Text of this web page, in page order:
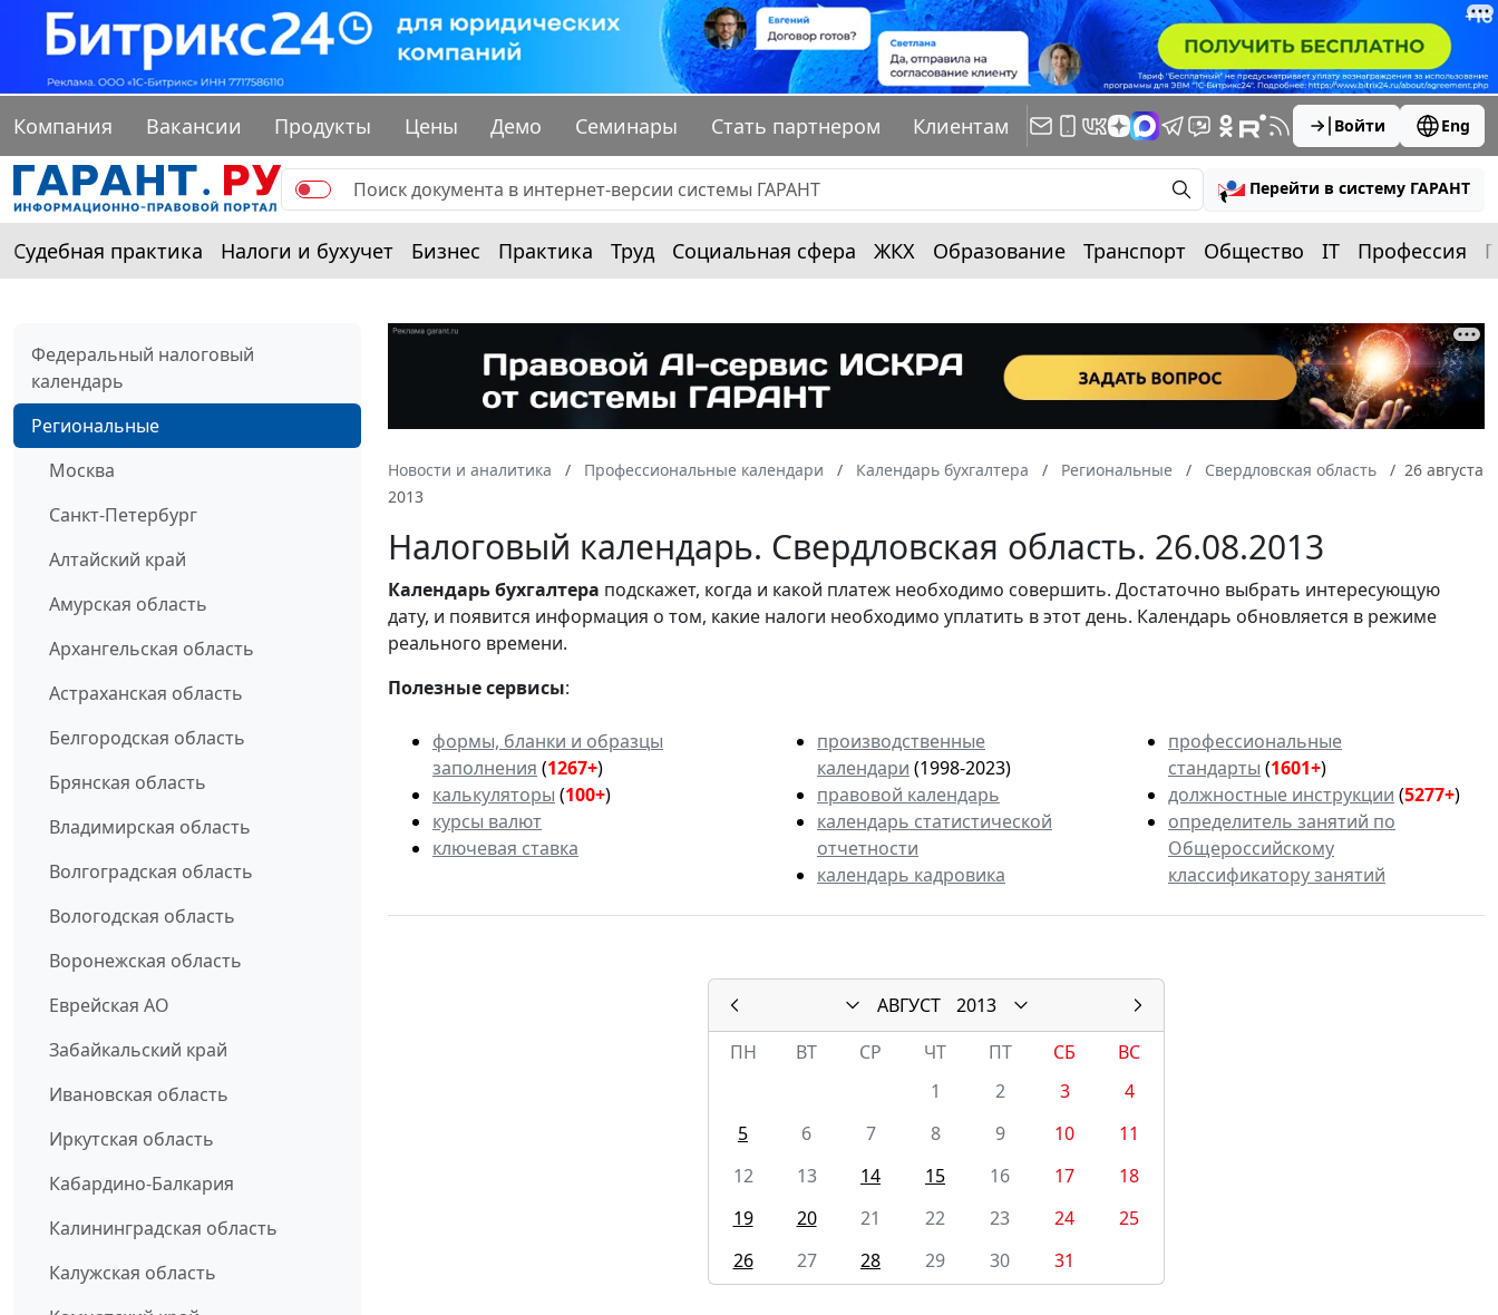
Компания Вакансии Продукты Цены Демо Семинары Стать партнером Клиентам Войти Eng
Перейти в систему ГАРАНТ
Судебная практика Налоги и бухучет Бизнес Практика Труд Социальная сфера ЖКХ Образование Транспорт Общество IT Профессия
Федеральный налоговый
календарь
Региональные
Москва
Санкт-Петербург
Алтайский край
Амурская область
Архангельская область
Астраханская область
Белгородская область
Брянская область
Владимирская область
Волгоградская область
Вологодская область
Воронежская область
Еврейская АО
Забайкальский край
Ивановская область
Иркутская область
Кабардино-Балкария
Калининградская область
Калужская область
Новости и аналитика Профессиональные календари Календарь бухгалтера Региональные Свердловская область
26 августа
2013
Налоговый календарь. Свердловская область. 26.08.2013
Календарьбухгалтера подскажет, когда и какой платеж необходимо совершить. Достаточно выбрать интересующую
дату, и появится информация о том, какие налоги необходимо уплатить в этот день. Календарь обновляется в режиме
реального времени.
Полезные сервисы:
формы, бланки и образцы
заполнения (1267+)
калькуляторы (100+)
курсы валют
ключевая ставка
производственные
календари (1998-2023)
правовой календарь
календарь статистической
отчетности
календарь кадровика
профессиональные
стандарты (1601+)
должностные инструкции (5277+)
определитель занятий по
Общероссийскому
классификатору занятий
АВГУСТ
2013
ПН
ВТ СР ЧТ ПТ СБ
ВС
1
2 3
4
5
6 7 8 9 10
11
12
13 14 15 16 17
18
19
20 21 22 23 24
25
26
27 28 29 30 31